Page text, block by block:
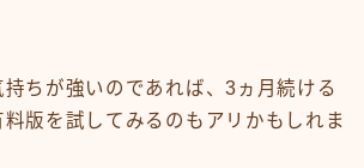
ちが強いのであれば、3ヵ月続ける
版を試してみるのもアリかもしれま